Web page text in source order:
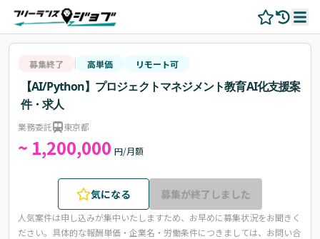
募集終了 高単価 リモート可
【AI/Python】プロジェクトマネジメント教育AI化支援案
件・求人
業務委託 東京都
~ 1,200,000 円/月額
気になる 募集が終了しました
人気案件は申し込みが集中いたしますため、お早めに募集状況をお聞きく
ださい。 具体的な報酬単価・企業名・労働条件につきましては、お問い合